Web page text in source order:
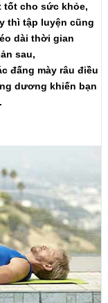
tốt cho sức khỏe,
thì tập luyện cũng
dài thời gian
sau,
đấng mày râu điều
dương khiến bạn